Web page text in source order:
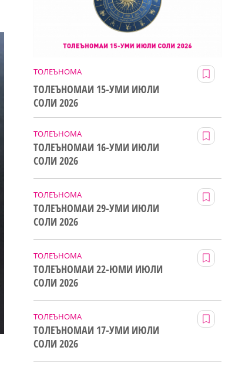
ТОЛЕЪНОМА
ТОЛЕЪНОМАИ 15-УМИ ИЮЛИ
СОЛИ 2026
ТОЛЕЪНОМА
ТОЛЕЪНОМАИ 16-УМИ ИЮЛИ
СОЛИ 2026
ТОЛЕЪНОМА
ТОЛЕЪНОМАИ 29-УМИ ИЮЛИ
СОЛИ 2026
ТОЛЕЪНОМА
ТОЛЕЪНОМАИ 22-ЮМИ ИЮЛИ
СОЛИ 2026
ТОЛЕЪНОМА
ТОЛЕЪНОМАИ 17-УМИ ИЮЛИ
СОЛИ 2026